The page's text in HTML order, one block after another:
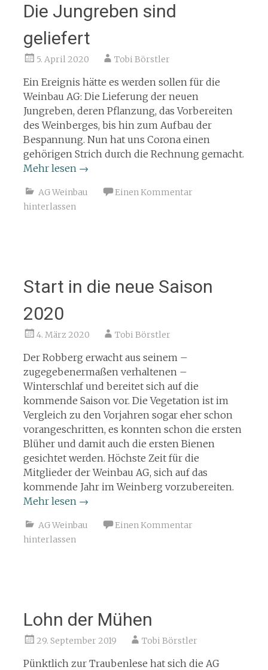
Die Jungreben sind
geliefert
5. April 2020 Tobi Börstler
Ein Ereignis hätte es werden sollen für die
Weinbau AG: Die Lieferung der neuen
Jungreben, deren Pflanzung, das Vorbereiten
des Weinberges, bis hin zum Aufbau der
Bespannung. Nun hat uns Corona einen
gehörigen Strich durch die Rechnung gemacht.
Mehr lesen →
AG Weinbau
Einen Kommentar
hinterlassen
Start in die neue Saison
2020
4. März 2020 Tobi Börstler
Der Robberg erwacht aus seinem –
zugegebenermaßen verhaltenen –
Winterschlaf und bereitet sich auf die
kommende Saison vor. Die Vegetation ist im
Vergleich zu den Vorjahren sogar eher schon
vorangeschritten, es konnten schon die ersten
Blüher und damit auch die ersten Bienen
gesichtet werden. Höchste Zeit für die
Mitglieder der Weinbau AG, sich auf das
kommende Jahr im Weinberg vorzubereiten.
Mehr lesen →
AG Weinbau
Einen Kommentar
hinterlassen
Lohn der Mühen
29. September 2019 Tobi Börstler
Pünktlich zur Traubenlese hat sich die AG